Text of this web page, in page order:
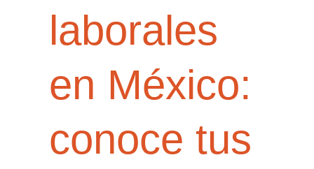
laborales
en México:
conoce tus